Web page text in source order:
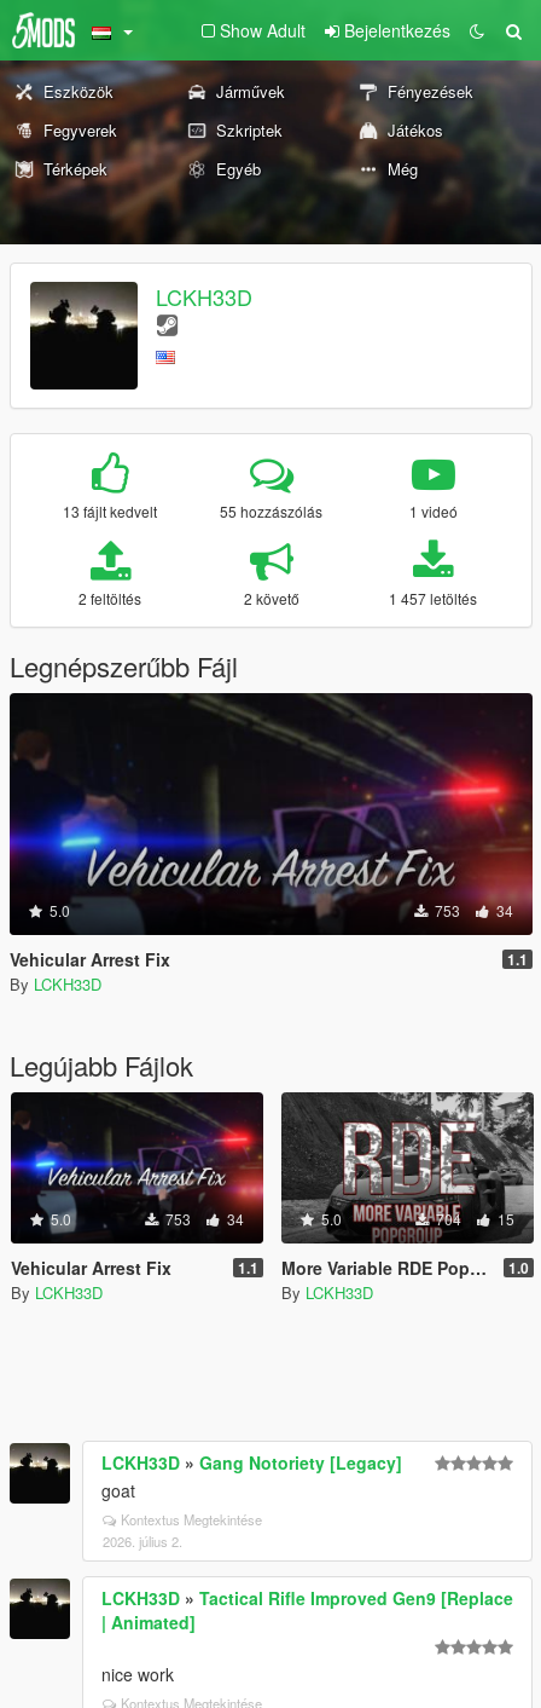
Show Adult Bejelentkezés
Eszközök Járművek
Fényezések
Fegyverek
Szkriptek
Játékos
Térképek
Egyéb Még
LCKH33D
13 fájlt kedvelt 55 hozzászólás 1 videó
2 feltöltés 2 követő 1 457 letöltés
Legnépszerűbb Fájl
5.0 753 34
Vehicular Arrest Fix 1.1
By LCKH33D
Legújabb Fájlok
5.0 753 34
Vehicular Arrest Fix 1.1
By LCKH33D
5.0 704 15
More Variable RDE Popgroups 1.0
By LCKH33D
LCKH33D » Gang Notoriety [Legacy]
goat
Kontextus Megtekintése
2026. július 2.
LCKH33D » Tactical Rifle Improved Gen9 [Replace
| Animated]
nice work
Kontextus Megtekintése